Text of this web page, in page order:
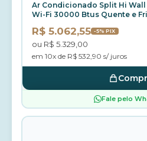
Ar Condicionado Split Hi Wall
Wi-Fi 30000 Btus Quente e
R$ 5.062,55 -5% PIX
ou R$ 5.329,00
em 10x de R$ 532,90 s/ juros
Fale pelo